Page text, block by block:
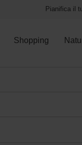
Pianifica il
Shopping